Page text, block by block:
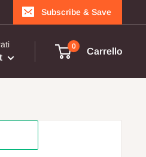
Subscribe & Save
0
Carrello